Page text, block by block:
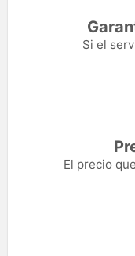
Si el
El precio